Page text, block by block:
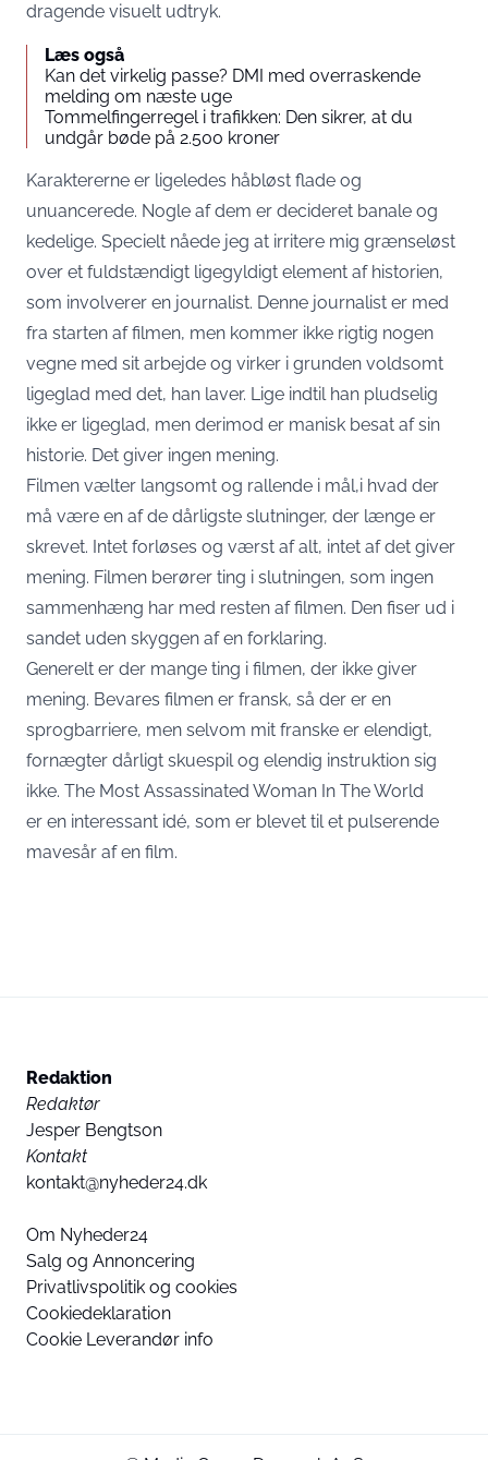
dragende visuelt udtryk.
Læs også
Kan det virkelig passe? DMI med overraskende
melding om næste uge
Tommelfingerregel i trafikken: Den sikrer, at du
undgår bøde på 2.500 kroner
Karaktererne er ligeledes håbløst flade og
unuancerede. Nogle af dem er decideret banale og
kedelige. Specielt nåede jeg at irritere mig grænseløst
over et fuldstændigt ligegyldigt element af historien,
som involverer en journalist. Denne journalist er med
fra starten af filmen, men kommer ikke rigtig nogen
vegne med sit arbejde og virker i grunden voldsomt
ligeglad med det, han laver. Lige indtil han pludselig
ikke er ligeglad, men derimod er manisk besat af sin
historie. Det giver ingen mening.
Filmen vælter langsomt og rallende i mål,i hvad der
må være en af de dårligste slutninger, der længe er
skrevet. Intet forløses og værst af alt, intet af det giver
mening. Filmen berører ting i slutningen, som ingen
sammenhæng har med resten af filmen. Den fiser ud i
sandet uden skyggen af en forklaring.
Generelt er der mange ting i filmen, der ikke giver
mening. Bevares filmen er fransk, så der er en
sprogbarriere, men selvom mit franske er elendigt,
fornægter dårligt skuespil og elendig instruktion sig
ikke. The Most Assassinated Woman In The World
er en interessant idé, som er blevet til et pulserende
mavesår af en film.
Redaktion
Redaktør
Jesper Bengtson
Kontakt
kontakt@nyheder24.dk
Om Nyheder24
Salg og Annoncering
Privatlivspolitik og cookies
Cookiedeklaration
Cookie Leverandør info